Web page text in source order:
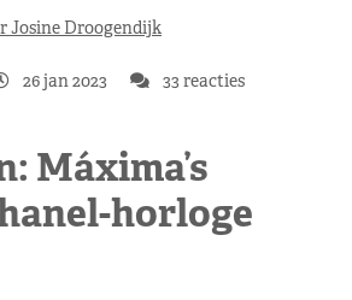
Josine Droogendijk
26 jan 2023 33 reacties
Máxima’s
horloge